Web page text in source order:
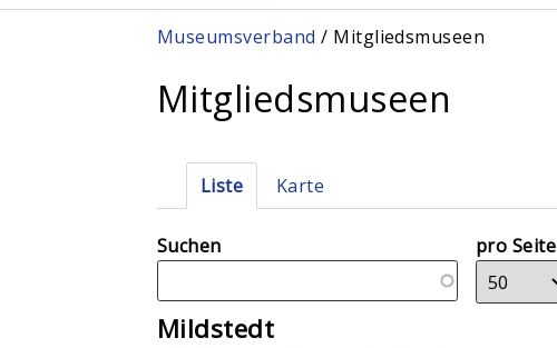
Sie sind hier
Museumsverband / Mitgliedsmuseen
Mitgliedsmuseen
Haupt-Reiter
Liste (aktiver Reiter)
Karte
Suchen pro Seite
Mildstedt